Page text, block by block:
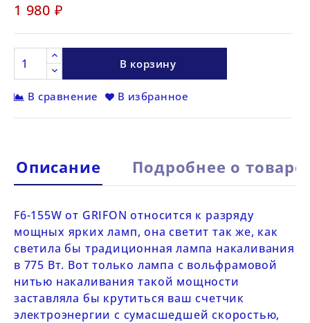
1 980 ₽
В корзину
В сравнение В избранное
Описание Подробнее о товаре
F6-155W от GRIFON относится к разряду
мощных ярких ламп, она светит так же, как
светила бы традиционная лампа накаливания
в 775 Вт. Вот только лампа с вольфрамовой
нитью накаливания такой мощности
заставляла бы крутиться ваш счетчик
электроэнергии с сумасшедшей скоростью,